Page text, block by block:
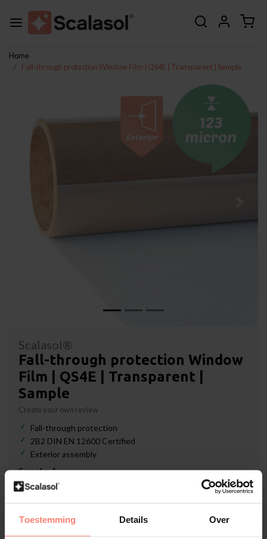
Toestemming Details Over
Home
Fall-through protection Window Film | QS4E | Transparent | Sample
Previous
Scalasol®
Fall-through protection Window
Film | QS4E | Transparent |
Sample
Create your own review
Fall-through protection
2B2 DIN EN 12600 Certified
Exterior assembly
Sample:*
In stock